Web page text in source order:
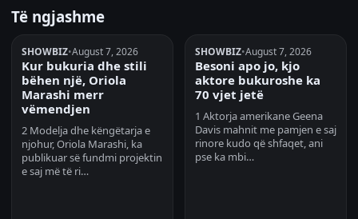
Të ngjashme
SHOWBIZ•August 7, 2026
Kur bukuria dhe stili
bëhen një, Oriola
Marashi merr
vëmendjen
2 Modelja dhe këngëtarja e
njohur, Oriola Marashi, ka
publikuar së fundmi projektin
e saj më të ri…
SHOWBIZ•August 7, 2026
Besoni apo jo, kjo
aktore bukuroshe ka
70 vjet jetë
1 Aktorja amerikane Geena
Davis mahnit me pamjen e saj
rinore kudo që shfaqet, ani
pse ka mbi…